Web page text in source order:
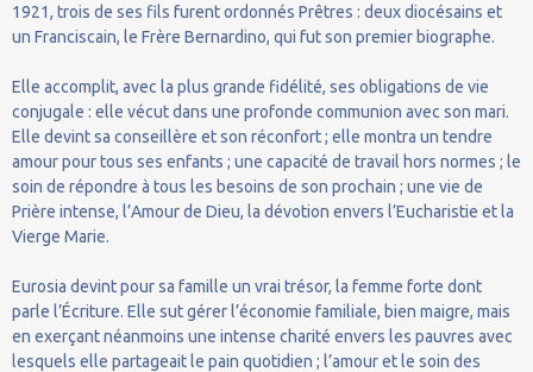
1921, trois de ses fils furent ordonnés Prêtres : deux diocésains et
un Franciscain, le Frère Bernardino, qui fut son premier biographe.
Elle accomplit, avec la plus grande fidélité, ses obligations de vie
conjugale : elle vécut dans une profonde communion avec son mari.
Elle devint sa conseillère et son réconfort ; elle montra un tendre
amour pour tous ses enfants ; une capacité de travail hors normes ; le
soin de répondre à tous les besoins de son prochain ; une vie de
Prière intense, l’Amour de Dieu, la dévotion envers l’Eucharistie et la
Vierge Marie.
Eurosia devint pour sa famille un vrai trésor, la femme forte dont
parle l’Écriture. Elle sut gérer l’économie familiale, bien maigre, mais
en exerçant néanmoins une intense charité envers les pauvres avec
lesquels elle partageait le pain quotidien ; l’amour et le soin des